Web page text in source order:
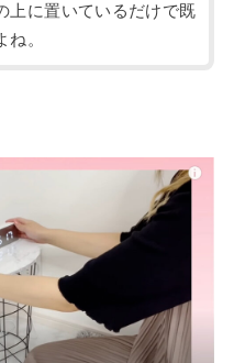
上に置いているだけで既
ね。